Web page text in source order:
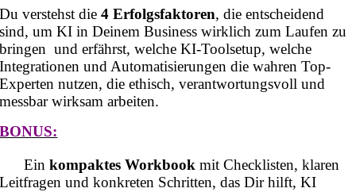
Du verstehst die4 Erfolgsfaktoren, die entscheidend
sind, um KI in Deinem Business wirklich zum Laufen zu
bringen und erfährst, welche KI-Toolsetup, welche
Integrationen und Automatisierungen die wahren Top-
Experten nutzen, die ethisch, verantwortungsvoll und
messbar wirksam arbeiten.
BONUS:
Einkompaktes Workbook mit Checklisten, klaren
Leitfragen und konkreten Schritten, das Dir hilft, KI